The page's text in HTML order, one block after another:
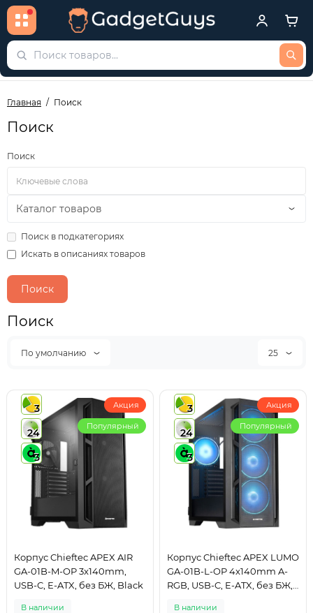
Главная Поиск
Поиск
Поиск
Поиск в подкатегориях
Искать в описаниях товаров
Поиск
По умолчанию 25
3
24
3
Акция
Популярный
Корпус Chieftec APEX AIR
GA-01B-M-OP 3x140mm,
USB-C, E-ATX, без БЖ, Black
В наличии
3
24
3
Акция
Популярный
Корпус Chieftec APEX LUMO
GA-01B-L-OP 4x140mm A-
RGB, USB-C, E-ATX, без БЖ,
В наличии